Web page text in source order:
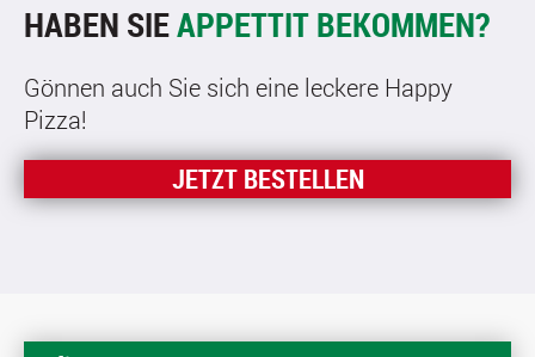
HABEN SIEAPPETTIT BEKOMMEN?
Gönnen auch Sie sich eine leckere Happy
Pizza!
JETZT BESTELLEN